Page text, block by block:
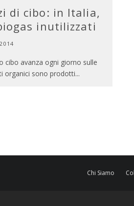
di cibo: in Italia,
inutilizzati
cibo avanza ogni giorno sulle
organici sono prodotti...
Chi Siamo